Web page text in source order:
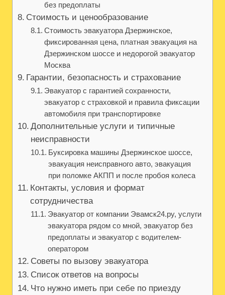
без предоплаты
Стоимость и ценообразование
Стоимость эвакуатора Дзержинское,
фиксированная цена, платная эвакуация на
Дзержинском шоссе и недорогой эвакуатор
Москва
Гарантии, безопасность и страхование
Эвакуатор с гарантией сохранности,
эвакуатор с страховкой и правила фиксации
автомобиля при транспортировке
Дополнительные услуги и типичные
неисправности
Буксировка машины Дзержинское шоссе,
эвакуация неисправного авто, эвакуация
при поломке АКПП и после пробоя колеса
Контакты, условия и формат
сотрудничества
Эвакуатор от компании Эвамск24.ру, услуги
эвакуатора рядом со мной, эвакуатор без
предоплаты и эвакуатор с водителем-
оператором
Советы по вызову эвакуатора
Список ответов на вопросы
Что нужно иметь при себе по приезду